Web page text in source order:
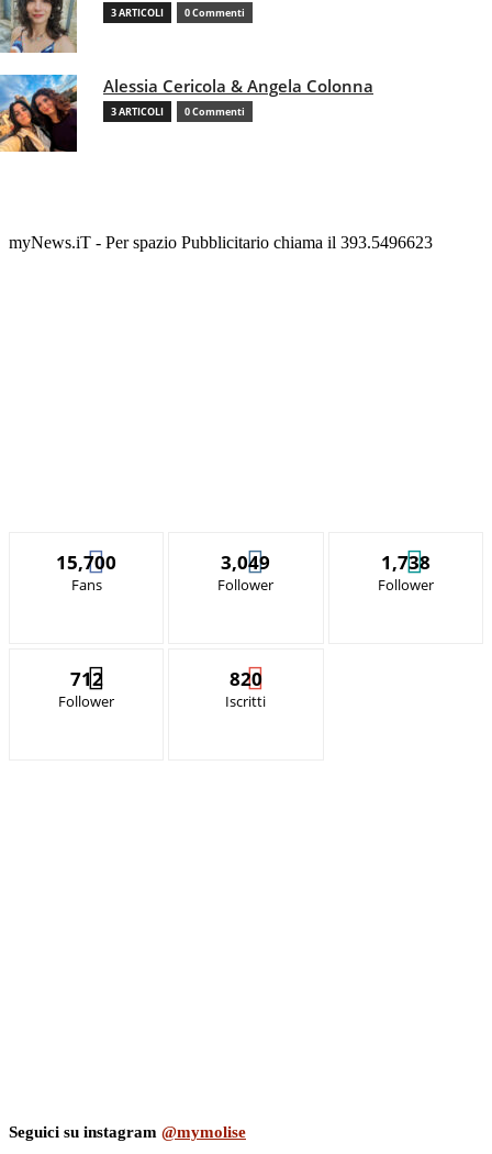
3 ARTICOLI 0 Commenti
Alessia Cericola & Angela Colonna
3 ARTICOLI 0 Commenti
myNews.iT - Per spazio Pubblicitario chiama il 393.5496623
15,700
Fans
3,049
Follower
1,738
Follower
712
Follower
820
Iscritti
Seguici su instagram @mymolise